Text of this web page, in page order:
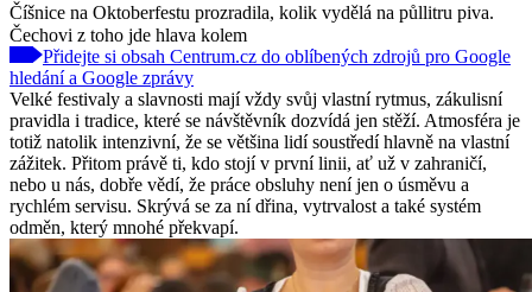
Číšnice na Oktoberfestu prozradila, kolik vydělá na půllitru piva.
Čechovi z toho jde hlava kolem
Přidejte si obsah Centrum.cz do oblíbených zdrojů pro Google
hledání a Google zprávy
Velké festivaly a slavnosti mají vždy svůj vlastní rytmus, zákulisní
pravidla i tradice, které se návštěvník dozvídá jen stěží. Atmosféra je
totiž natolik intenzivní, že se většina lidí soustředí hlavně na vlastní
zážitek. Přitom právě ti, kdo stojí v první linii, ať už v zahraničí,
nebo u nás, dobře vědí, že práce obsluhy není jen o úsměvu a
rychlém servisu. Skrývá se za ní dřina, vytrvalost a také systém
odměn, který mnohé překvapí.